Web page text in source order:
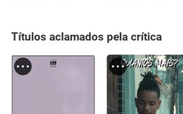
Títulos aclamados pela crítica